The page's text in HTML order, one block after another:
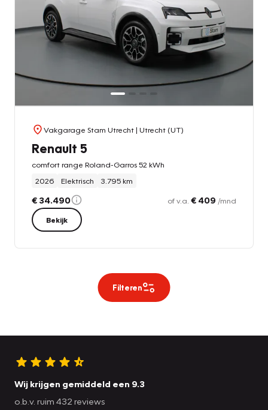
Vakgarage Stam Utrecht| Utrecht (UT)
Renault 5
comfort range Roland-Garros 52 kWh
2026
Elektrisch 3.795 km
€ 34.490 of v.a. € 409 /mnd
Bekijk
Filteren
Wij krijgen gemiddeld een 9.3
o.b.v. ruim 432 reviews